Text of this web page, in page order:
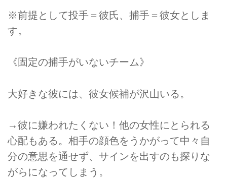
※前提として投手＝彼氏、捕手＝彼女としま
す。
《固定の捕手がいないチーム》
大好きな彼には、彼女候補が沢山いる。
→彼に嫌われたくない！他の女性にとられる
心配もある。相手の顔色をうかがって中々自
分の意思を通せず、サインを出すのも探りな
がらになってしまう。